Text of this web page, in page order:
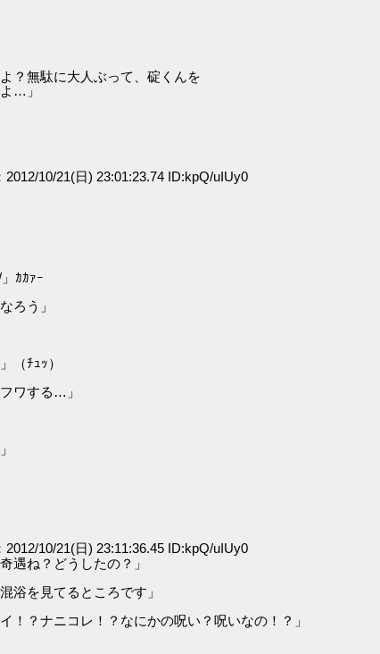
？無駄に大人ぶって、碇くんを
…」
2012/10/21(日) 23:01:23.74 ID:kpQ/uIUy0
ｶｶｧｰ
ろう」
（ﾁｭｯ）
ワする…」
2012/10/21(日) 23:11:36.45 ID:kpQ/uIUy0
遇ね？どうしたの？」
浴を見てるところです」
？ナニコレ！？なにかの呪い？呪いなの！？」